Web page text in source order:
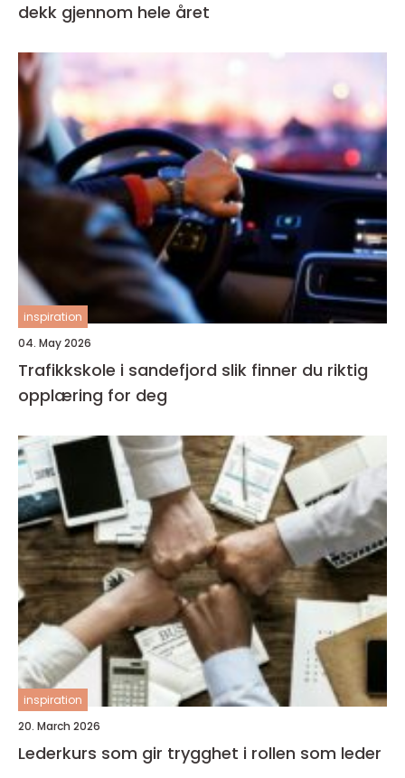
dekk gjennom hele året
inspiration
04. May 2026
Trafikkskole i sandefjord slik finner du riktig
opplæring for deg
inspiration
20. March 2026
Lederkurs som gir trygghet i rollen som leder